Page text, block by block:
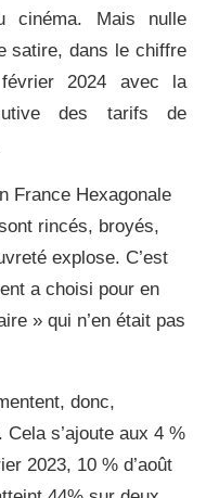
cinéma. Mais nulle
satire, dans le chiffre
2024 avec la
des tarifs de
France Hexagonale
rincés, broyés,
explose. C’est
a choisi pour en
» qui n’en était pas
donc,
Cela s’ajoute aux 4 %
2023, 10 % d’août